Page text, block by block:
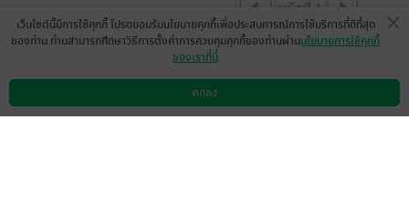
หน้าที่ 1
ดาวน์โหลดแอป วิธีการใช้งาน ติดต่อเรา
เว็บไซต์นี้มีการใช้คุกกี้ โปรดยอมรับนโยบายคุกกี้เพื่อประสบการณ์การใช้บริการที่ดีที่สุด
ของท่าน ท่านสามารถศึกษาวิธีการตั้งค่าการควบคุมคุกกี้ของท่านผ่านนโยบายการใช้คุกกี้
ของเราที่นี่
ตกลง